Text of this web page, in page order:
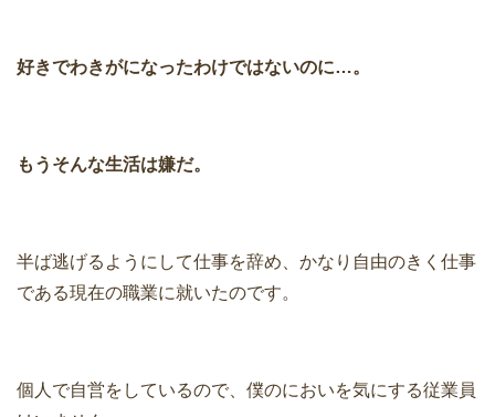
好きでわきがになったわけではないのに…。
もうそんな生活は嫌だ。
半ば逃げるようにして仕事を辞め、かなり自由のきく仕事
である現在の職業に就いたのです。
個人で自営をしているので、僕のにおいを気にする従業員